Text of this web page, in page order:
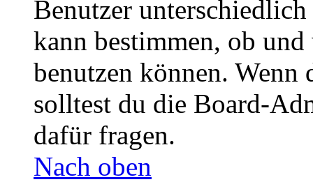
Benutzer
kann bestimmen, ob
benutzen können. Wenn
solltest du die Board-
dafür fragen.
Nach oben